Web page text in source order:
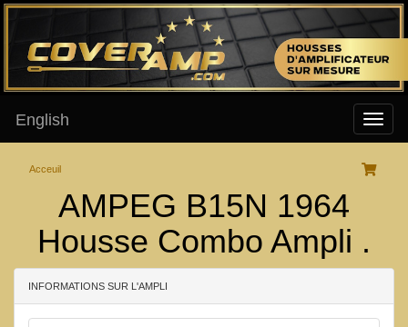
English
Acceuil
AMPEG B15N 1964
Housse Combo Ampli .
INFORMATIONS SUR L'AMPLI